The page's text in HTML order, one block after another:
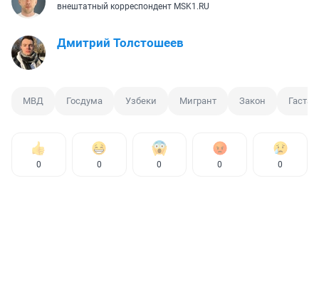
внештатный корреспондент MSK1.RU
Дмитрий Толстошеев
МВД Госдума Узбеки Мигрант Закон
0 0 0 0 0